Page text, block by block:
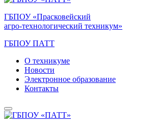
ГБПОУ «Прасковейский
агро-технологический техникум»
ГБПОУ ПАТТ
О техникуме
Новости
Электронное образование
Контакты